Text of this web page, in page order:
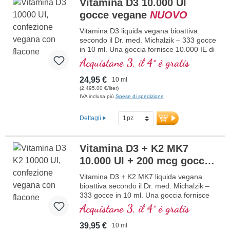
Ulteriori informazioni sul Collagen
Formation Bundle
Vitamina D3 10.000 UI
gocce vegane NUOVO
Vitamina D3 liquida vegana bioattiva
secondo il Dr. med. Michalzik – 333 gocce
in 10 ml. Una goccia fornisce 10.000 IE di
vitamina D3 vegana. Massima qualità
premium da licheni controllati di alta
qualità (non da alghe!) esclusivamente di
origine vegetale, 100% vegana. Disciolta
in olio di cocco MCT protettivo, coltivato
biodisponibilità. Questa combinazione
ottimale supporta il mantenimento di ossa
funzione del sistema immunitario.
Prodotto in Germania senza OGM, in una
produzione propria controllata attiva da 25
anni, vegano, senza additivi e testato in
laboratorio. Sviluppato da medici.
maggiori informazioni su Vitamina
D3 + K2
Acquistane 3, il 4° è gratis
24,95 € 10 ml
(2.495,00 €/liter)
IVA inclusa più Spese di spedizione
Dettagli
Vitamina D3 + K2 MK7
10.000 UI + 200 mcg gocce
veganeNUOVO
Vitamina D3 + K2 MK7 liquida vegana
bioattiva secondo il Dr. med. Michalzik –
333 gocce in 10 ml. Una goccia fornisce
10.000 IE di vitamina D3 e 200 μg di K2
(MK7 all-trans). Massima qualità premium
da licheni di alta qualità controllati (non da
Acquistane 3, il 4° è gratis
39,95 € 10 ml